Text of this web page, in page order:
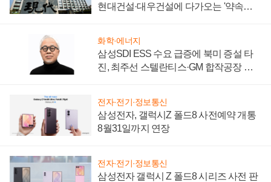
현대건설·대우건설에 다가오는 '약속의
화학·에너지
삼성SDI ESS 수요 급증에 북미 증설 타
진, 최주선 스텔란티스·GM 합작공장 건
전자·전기·정보통신
삼성전자, 갤럭시Z 폴드8 사전예약 개통
8월31일까지 연장
전자·전기·정보통신
삼성전자 갤럭시 Z 폴드8 시리즈 사전 판